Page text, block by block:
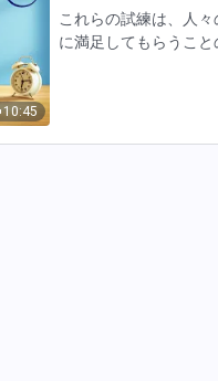
10:45
これらの試練は、人
に満足してもらうこ